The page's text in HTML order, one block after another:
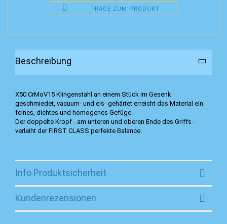
FRAGE ZUM PRODUKT
Beschreibung
X50 CrMoV15 Klingenstahl an einem Stück im Gesenk
geschmiedet, vacuum- und eis- gehärtet erreicht das Material ein
feines, dichtes und homogenes Gefüge.
Der doppelte Kropf - am unteren und oberen Ende des Griffs -
verleiht der FIRST CLASS perfekte Balance.
Info Produktsicherheit
Kundenrezensionen